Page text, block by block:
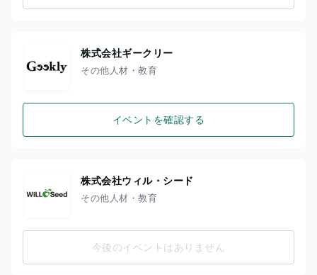
株式会社ギークリー
その他人材・教育
イベントを確認する
株式会社ウィル・シード
その他人材・教育
今後のイベントはありません